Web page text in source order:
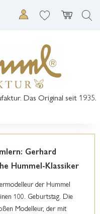
Das Original seit 1935.
Gerhard
Hummel-Klassiker
der Hummel
100. Geburtstag. Die
Modelleur, der mit